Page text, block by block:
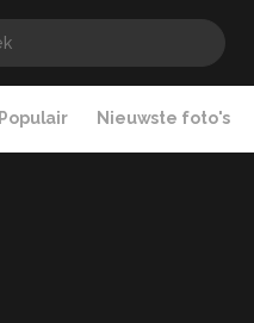
Populair Nieuwste foto's